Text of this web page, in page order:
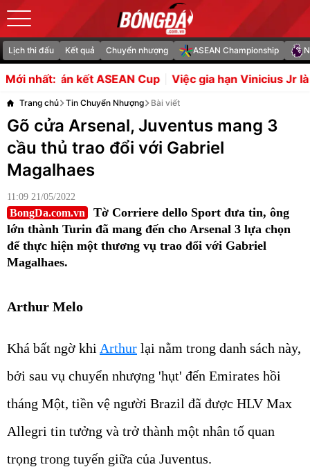
Lịch thi đấu Kết quả Chuyển nhượng ASEAN Championship
Mới nhất:
Cup Việc gia hạn Vinicius Jr là bước đi táo bạo của
Trang chủ Tin Chuyển Nhượng Bài viết
Gõ cửa Arsenal, Juventus mang 3
cầu thủ trao đổi với Gabriel
Magalhaes
11:09 21/05/2022
BongDa.com.vn
Tờ Corriere dello Sport đưa tin, ông
lớn thành Turin đã mang đến cho Arsenal 3 lựa chọn
để thực hiện một thương vụ trao đổi với Gabriel
Magalhaes.
Arthur Melo
Khá bất ngờ khi Arthur lại nằm trong danh sách này,
bởi sau vụ chuyển nhượng 'hụt' đến Emirates hồi
tháng Một, tiền vệ người Brazil đã được HLV Max
Allegri tin tưởng và trở thành một nhân tố quan
trọng trong tuyến giữa của Juventus.